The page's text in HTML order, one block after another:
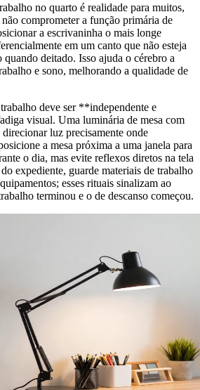
no quarto é realidade para muitos,
comprometer a função primária de
a escrivaninha o mais longe
em um canto que não esteja
deitado. Isso ajuda o cérebro a
e sono, melhorando a qualidade de
deve ser **independente e
visual. Uma luminária de mesa com
luz precisamente onde
a mesa próxima a uma janela para
o dia, mas evite reflexos diretos na tela
expediente, guarde materiais de trabalho
esses rituais sinalizam ao
terminou e o de descanso começou.